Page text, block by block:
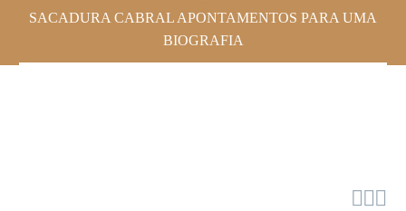
SACADURA CABRAL APONTAMENTOS PARA UMA
BIOGRAFIA
